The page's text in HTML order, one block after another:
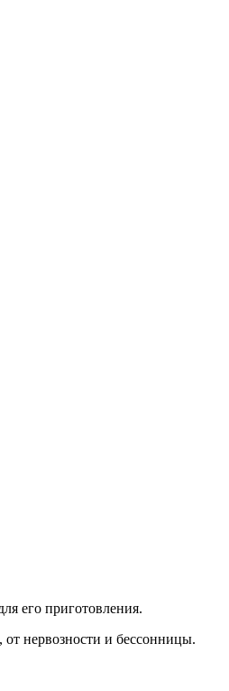
его приготовления.
нервозности и бессонницы.